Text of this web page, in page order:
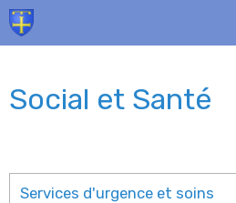
Social et Santé
Services d'urgence et soins